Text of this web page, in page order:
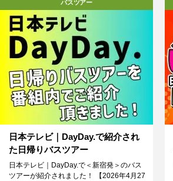
バスツアー
日本テレビ｜DayDay.で紹介され
た日帰りバスツアー
日本テレビ｜DayDay.で＜新宿発＞のバス
ツアーが紹介されました！ 【2026年4月27